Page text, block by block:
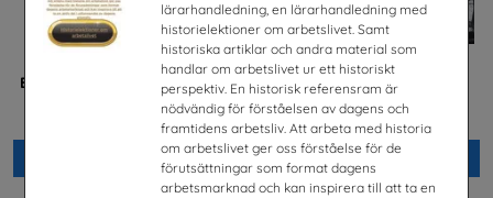
lärarhandledning, en lärarhandledning med
historielektioner om arbetslivet. Samt
historiska artiklar och andra material som
handlar om arbetslivet ur ett historiskt
perspektiv. En historisk referensram är
nödvändig för förståelsen av dagens och
framtidens arbetsliv. Att arbeta med historia
om arbetslivet ger oss förståelse för de
förutsättningar som format dagens
arbetsmarknad och kan inspirera till att ta en
Betald praktik som ingenjör
Tekniksprånget
Beställ 0kr
Jobba på apotek
Sveriges Apoteksförening
Beställ 0kr